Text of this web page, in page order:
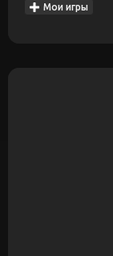
Мои игры